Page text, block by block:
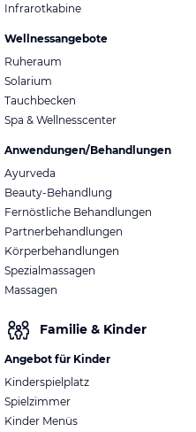
Infrarotkabine
Wellnessangebote
Ruheraum
Solarium
Tauchbecken
Spa & Wellnesscenter
Anwendungen/Behandlungen
Ayurveda
Beauty-Behandlung
Fernöstliche Behandlungen
Partnerbehandlungen
Körperbehandlungen
Spezialmassagen
Massagen
Familie & Kinder
Angebot für Kinder
Kinderspielplatz
Spielzimmer
Kinder Menüs